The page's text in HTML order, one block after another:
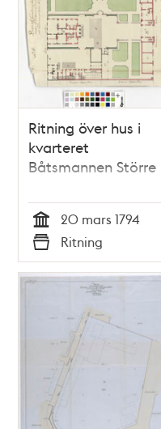
Ritning över hus i
kvarteret
Båtsmannen Större
Tid
20 mars 1794
Typ
Ritning